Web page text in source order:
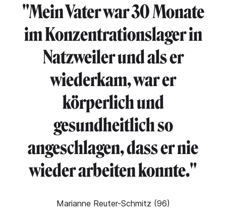
"Mein Vater war 30 Monate
im Konzentrationslager in
Natzweiler und als er
wiederkam, war er
körperlich und
gesundheitlich so
angeschlagen, dass er nie
wieder arbeiten konnte."
Marianne Reuter-Schmitz (96)